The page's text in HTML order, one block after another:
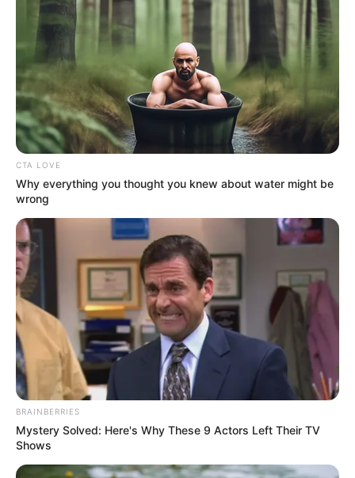
CTA LOVE
Why everything you thought you knew about water might be
wrong
BRAINBERRIES
Mystery Solved: Here's Why These 9 Actors Left Their TV
Shows